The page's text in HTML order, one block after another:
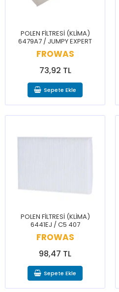
POLEN FİLTRESİ (KLİMA)
6479A7 / JUMPY EXPERT
FROWAS
73,92 TL
Sepete Ekle
POLEN FİLTRESİ (KLİMA)
6441EJ / C5 407
FROWAS
98,47 TL
Sepete Ekle